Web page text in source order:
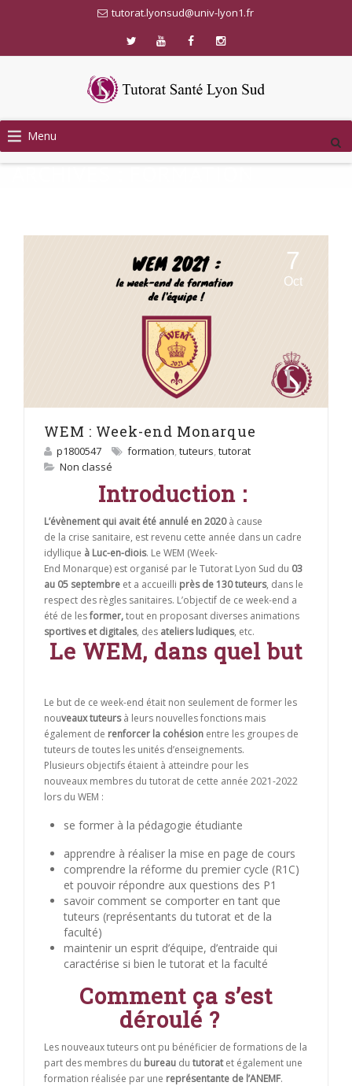
tutorat.lyonsud@univ-lyon1.fr
Skip
to
Menu
ARCHIVES :FORMATION
7
Oct
WEM : Week-end Monarque
p1800547 formation, tuteurs, tutorat
Non classé
Introduction :
L’évènement qui avait été annulé en 2020à cause
de la crise sanitaire, est revenu cette année dans un cadre
idyllique à Luc-en-diois. Le WEM (Week-
End Monarque) est organisé par le Tutorat Lyon Sud du 03
au 05 septembre et a accueilli près de 130 tuteurs, dans le
respect des règles sanitaires. L’objectif de ce week-end a
été de lesformer,tout en proposant diverses animations
sportives et digitales, des ateliers ludiques, etc.
Le WEM, dans quel but
Le but de ce week-end était non seulement de former les
nouveaux tuteursà leurs nouvelles fonctions mais
également de renforcer la cohésion entre les groupes de
tuteurs de toutes les unités d’enseignements.
Plusieurs objectifs étaient à atteindre pour les
nouveaux membres du tutorat de cette année 2021-2022
lors du WEM :
se former à la pédagogie étudiante
apprendre à réaliser la mise en page de cours
comprendre la réforme du premier cycle (R1C)
et pouvoir répondre aux questions des P1
savoir comment se comporter en tant que
tuteurs (représentants du tutorat et de la
faculté)
maintenir un esprit d’équipe, d’entraide qui
caractérise si bien le tutorat et la faculté
Comment ça s’est
déroulé ?
Les nouveaux tuteurs ont pu bénéficier de formations de la
part des membres du bureau du tutoratet également une
formation réalisée par une représentante de l’ANEMF.